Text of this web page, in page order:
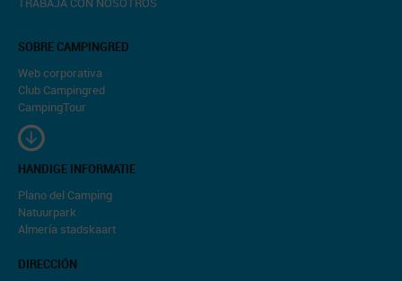
SOBRE CAMPINGRED
Web corporativa
Club Campingred
CampingTour
HANDIGE INFORMATIE
Plano del Camping
Natuurpark
Almería stadskaart
DIRECCIÓN